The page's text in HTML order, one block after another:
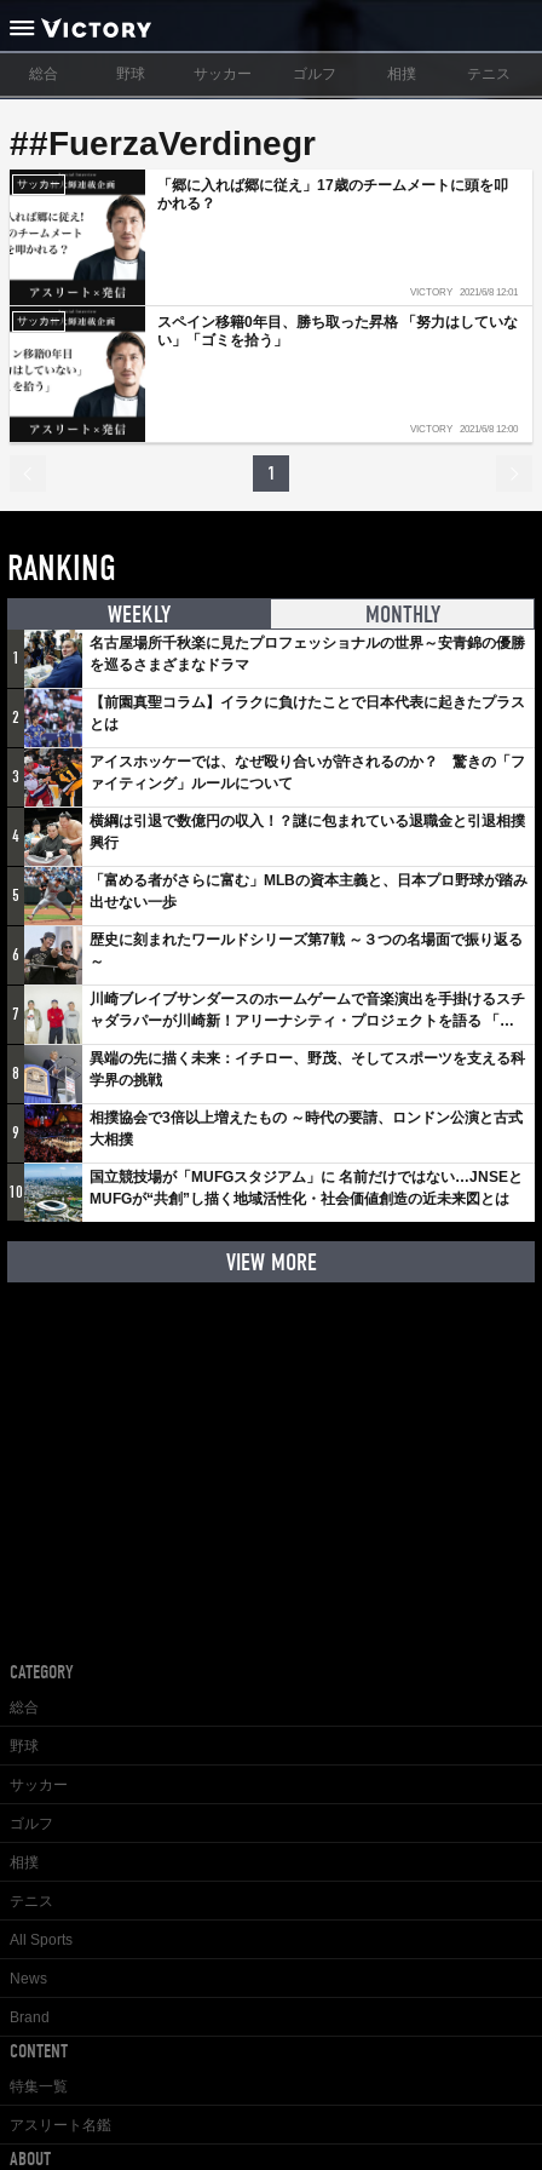
総合 野球 サッカー ゴルフ 相撲 テニス
##FuerzaVerdinegr
サッカー
「郷に入れば郷に従え」17歳のチームメートに頭を叩
かれる？
VICTORY 2021/6/8 12:01
サッカー
スペイン移籍0年目、勝ち取った昇格 「努力はしていな
い」「ゴミを拾う」
VICTORY 2021/6/8 12:00
1
RANKING
WEEKLY MONTHLY
1
名古屋場所千秋楽に見たプロフェッショナルの世界～安青錦の優勝
を巡るさまざまなドラマ
2
【前園真聖コラム】イラクに負けたことで日本代表に起きたプラス
とは
3
アイスホッケーでは、なぜ殴り合いが許されるのか？ 驚きの「フ
ァイティング」ルールについて
4
横綱は引退で数億円の収入！？謎に包まれている退職金と引退相撲
興行
5
「富める者がさらに富む」MLBの資本主義と、日本プロ野球が踏み
出せない一歩
6
歴史に刻まれたワールドシリーズ第7戦 ～３つの名場面で振り返る
～
7
川崎ブレイブサンダースのホームゲームで音楽演出を手掛けるスチ
ャダラパーが川崎新！アリーナシティ・プロジェクトを語る 「楽
しみでしかないでしょ。川崎は、ずっと成長曲線だから」
8
異端の先に描く未来：イチロー、野茂、そしてスポーツを支える科
学界の挑戦
9
相撲協会で3倍以上増えたもの ～時代の要請、ロンドン公演と古式
大相撲
10
国立競技場が「MUFGスタジアム」に 名前だけではない…JNSEと
MUFGが“共創”し描く地域活性化・社会価値創造の近未来図とは
VIEW MORE
CATEGORY
総合
野球
サッカー
ゴルフ
相撲
テニス
All Sports
News
Brand
CONTENT
特集一覧
アスリート名鑑
ABOUT